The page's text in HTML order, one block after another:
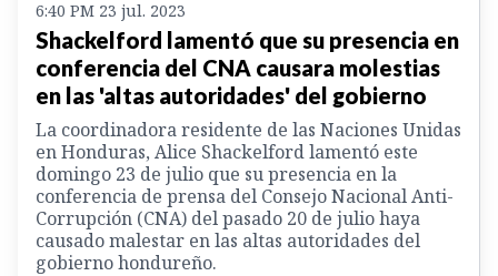
6:40 PM 23 jul. 2023
Shackelford lamentó que su presencia en
conferencia del CNA causara molestias
en las 'altas autoridades' del gobierno
La coordinadora residente de las Naciones Unidas
en Honduras, Alice Shackelford lamentó este
domingo 23 de julio que su presencia en la
conferencia de prensa del Consejo Nacional Anti-
Corrupción (CNA) del pasado 20 de julio haya
causado malestar en las altas autoridades del
gobierno hondureño.